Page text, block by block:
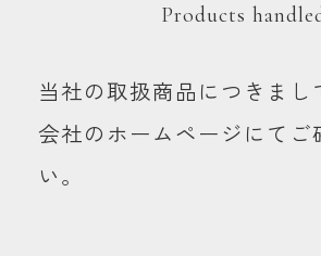
Products
当社の取扱商品につきまし
会社のホームページにてご
い。